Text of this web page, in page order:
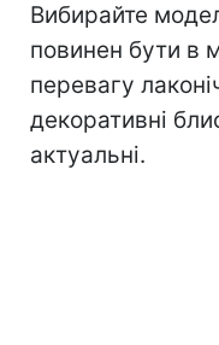
Вибирайте
повинен бути в
перевагу
декоративні
актуальні.